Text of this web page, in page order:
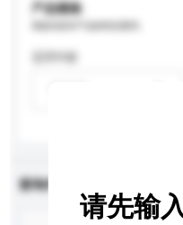
产品规格
适用年龄
查询内容
请先输